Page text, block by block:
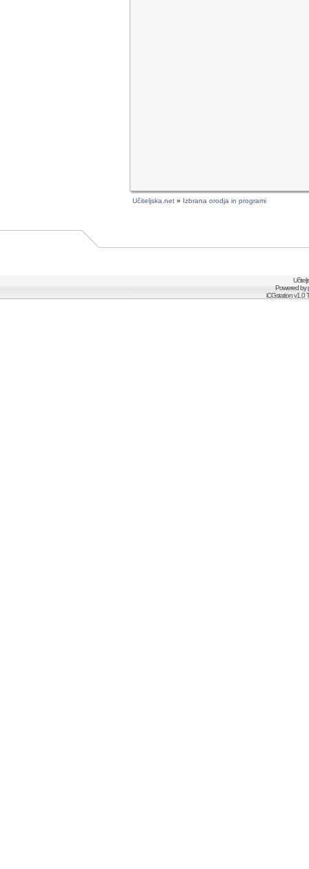
Učiteljska.net » Izbrana orodja in programi
Powered by
iCGstation v1.0